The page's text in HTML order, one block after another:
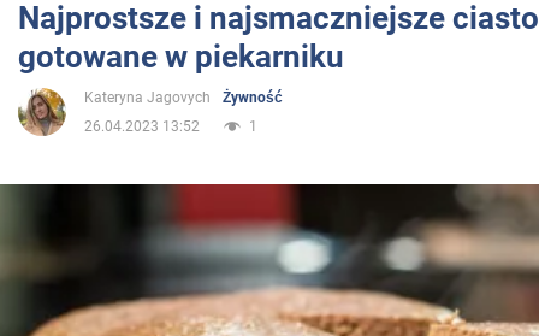
Rozrywka
Społeczeństwo
Najprostsze i najsmaczniejsze
gotowane w piekarniku
Kateryna Jagovych
Żywność
26.04.2023 13:52
1